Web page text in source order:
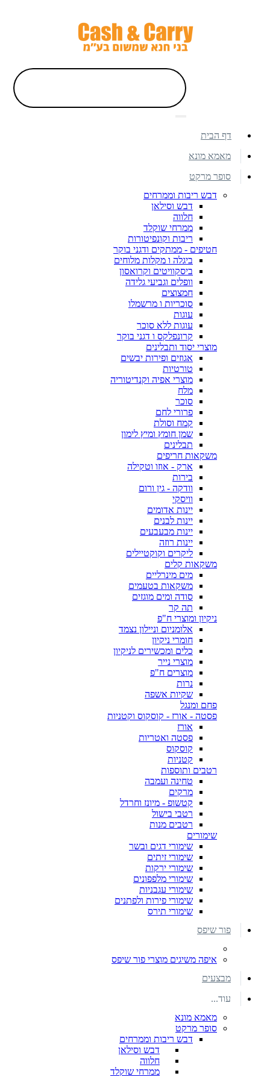
דף הבית
מאמא מונא
סופר מרקט
דבש ריבות וממרחים
דבש וסילאן
חלווה
ממרחי שוקלד
ריבות וקונפיטורות
חטיפים - ממתקים ודגני בוקר
ביגלה ו מקלות מלוחים
ביסקוויטים וקרואסון
וופלים וגביעי גלידה
חמצוצים
סוכריות ו מרשמלו
עוגות
עוגות ללא סוכר
קרונפלקס ו דגני בוקר
מוצרי יסוד ותבלינים
אגוזים ופירות יבשים
טורטיות
מוצרי אפיה וקנדיטוריה
מלח
סוכר
פרורי לחם
קמח וסולת
שמן חומץ ומיץ לימון
תבלינים
משקאות חריפים
ארק - אוזו וטקילה
בירות
וודקה - גין ורום
וויסקי
יינות אדומים
יינות לבנים
יינות מבעבעים
יינות רוזה
ליקרים וקוקטיילים
משקאות קלים
מים מינרליים
משקאות בטעמים
סודה ומים מוגזים
תה קר
ניקיון ומוצרי ח"פ
אלומניום וניילון נצמד
חומרי ניקיון
כלים ומכשירים לניקיון
מוצרי נייר
מוצרים ח"פ
נרות
שקיות אשפה
פחם ומנגל
פסטה - אורז - קוסקוס וקטניות
אורז
פסטה ואטריות
קוסקוס
קטניות
רטבים ותוספות
טחינה ועמבה
מרקים
קטשופ - מיונז וחרדל
רטבי בישול
רטבים מנות
שימורים
שימורי דגים ובשר
שימורי זיתים
שימורי ירקות
שימורי מלפפונים
שימורי עגבניות
שימורי פירות ולפתנים
שימורי תירס
פור שיפס
איפה משיגים מוצרי פור שיפס
מבצעים
עוד...
מאמא מונא
סופר מרקט
דבש ריבות וממרחים
דבש וסילאן
חלווה
ממרחי שוקלד